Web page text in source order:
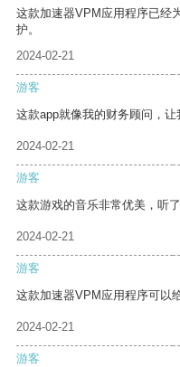
这款加速器VPM应用程序已经
护。
2024-02-21
游客
这款app就像我的财务顾问，让
2024-02-21
游客
这款游戏的音乐非常优美，听
2024-02-21
游客
这款加速器VPM应用程序可以
2024-02-21
游客